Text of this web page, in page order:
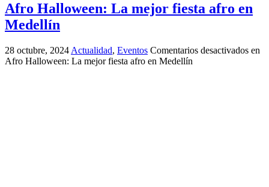
Afro Halloween: La mejor fiesta afro en
Medellín
28 octubre, 2024 Actualidad, Eventos Comentarios desactivados en
Afro Halloween: La mejor fiesta afro en Medellín